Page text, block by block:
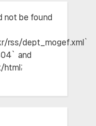
not be found
rss/dept_mogef.xml`;
and
html;